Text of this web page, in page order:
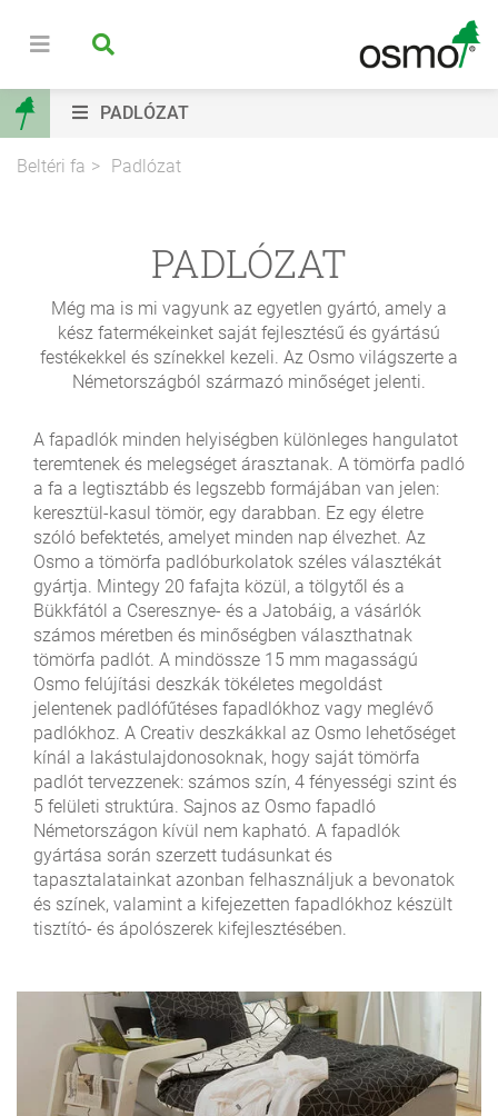
PADLÓZAT
Beltéri fa Padlózat
PADLÓZAT
Még ma is mi vagyunk az egyetlen gyártó, amely a
kész fatermékeinket saját fejlesztésű és gyártású
festékekkel és színekkel kezeli. Az Osmo világszerte a
Németországból származó minőséget jelenti.
A fapadlók minden helyiségben különleges hangulatot
teremtenek és melegséget árasztanak. A tömörfa padló
a fa a legtisztább és legszebb formájában van jelen:
keresztül-kasul tömör, egy darabban. Ez egy életre
szóló befektetés, amelyet minden nap élvezhet. Az
Osmo a tömörfa padlóburkolatok széles választékát
gyártja. Mintegy 20 fafajta közül, a tölgytől és a
Bükkfától a Cseresznye- és a Jatobáig, a vásárlók
számos méretben és minőségben választhatnak
tömörfa padlót. A mindössze 15 mm magasságú
Osmo felújítási deszkák tökéletes megoldást
jelentenek padlófűtéses fapadlókhoz vagy meglévő
padlókhoz. A Creativ deszkákkal az Osmo lehetőséget
kínál a lakástulajdonosoknak, hogy saját tömörfa
padlót tervezzenek: számos szín, 4 fényességi szint és
5 felületi struktúra. Sajnos az Osmo fapadló
Németországon kívül nem kapható. A fapadlók
gyártása során szerzett tudásunkat és
tapasztalatainkat azonban felhasználjuk a bevonatok
és színek, valamint a kifejezetten fapadlókhoz készült
tisztító- és ápolószerek kifejlesztésében.